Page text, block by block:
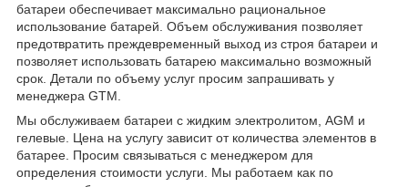
батареи обеспечивает максимально рациональное
использование батарей. Объем обслуживания позволяет
предотвратить преждевременный выход из строя батареи и
позволяет использовать батарею максимально возможный
срок. Детали по объему услуг просим запрашивать у
менеджера GTM.
Мы обслуживаем батареи с жидким электролитом, AGM и
гелевые. Цена на услугу зависит от количества элементов в
батарее. Просим связываться с менеджером для
определения стоимости услуги. Мы работаем как по